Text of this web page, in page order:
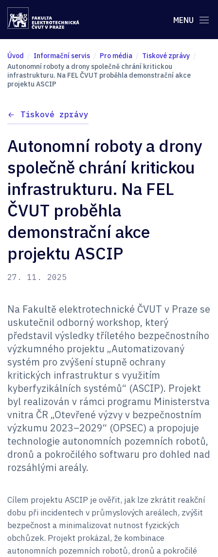
MENU
Úvod Informační servis Pro média
Tiskové zprávy
Autonomní roboty a drony společně chrání kritickou
infrastrukturu. Na FEL ČVUT proběhla demonstrační akce
projektu ASCIP
Tiskové zprávy
Autonomní roboty a drony
společně chrání kritickou
infrastrukturu. Na FEL
ČVUT proběhla
demonstrační akce
projektu ASCIP
27. 11. 2025
Na Fakultě elektrotechnické ČVUT v Praze se
uskutečnil odborný workshop, který
představil výsledky tříletého bezpečnostního
výzkumného projektu „Automatizovaný
systém pro zvýšení stupně ochrany
kritických infrastruktur s využitím
kyberfyzikálních systémů“ (ASCIP). Projekt
byl realizován v rámci programu Ministerstva
vnitra ČR „Otevřené výzvy v bezpečnostním
výzkumu 2023–2029“ (OPSEC) a propojuje
technologie autonomních pozemních robotů,
dronů a pokročilého softwaru pro dohled nad
rozsáhlými areály.
Cílem projektu ASCIP je ověřit, jak lze zkrátit reakční
dobu při incidentech v průmyslových areálech, zvýšit
bezpečnost a minimalizovat nutnost fyzických
obchůzek. Projekt prokázal, že kombinace
autonomních pozemních robotů, dronů a pokročilé